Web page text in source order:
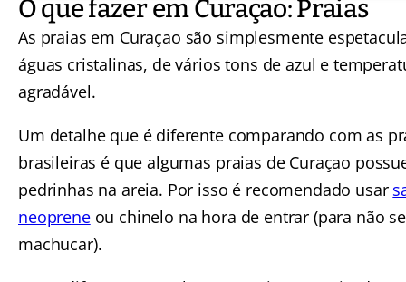
O que fazer em Curaçao: Praias
As praias em Curaçao são simplesmente
águas cristalinas, de vários tons de azul e
agradável.
Um detalhe que é diferente comparando com as
brasileiras é que algumas praias de Curaçao
pedrinhas na areia. Por isso é recomendado usar
neopreneou chinelo na hora de entrar (para não se
machucar).